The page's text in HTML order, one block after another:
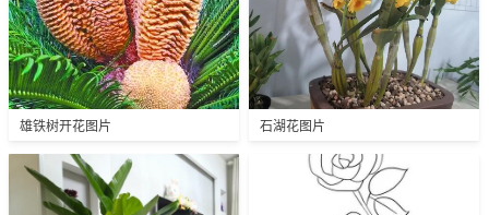
雄铁树开花图片 石湖花图片